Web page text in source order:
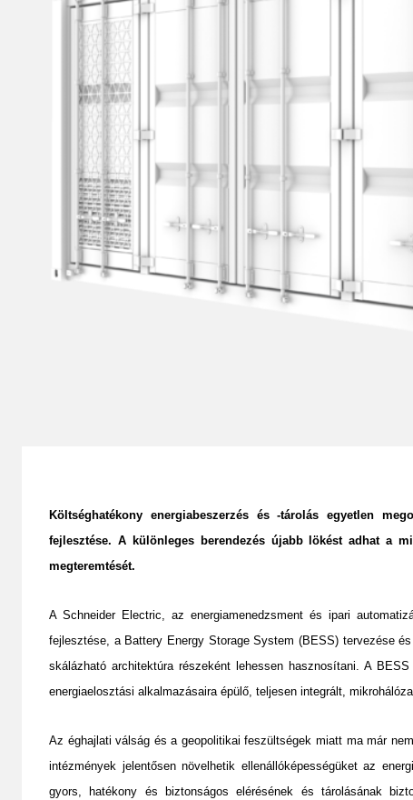
Költséghatékony energiabeszerzés és -tárolás egyetlen
fejlesztése. A különleges berendezés újabb lökést adhat a
megteremtését.
A Schneider Electric, az energiamenedzsment és ipari
fejlesztése, a Battery Energy Storage System (BESS) tervezése
skálázható architektúra részeként lehessen hasznosítani. A
energiaelosztási alkalmazásaira épülő, teljesen integrált,
Az éghajlati válság és a geopolitikai feszültségek miatt ma már
intézmények jelentősen növelhetik ellenállóképességüket az
gyors, hatékony és biztonságos elérésének és tárolásának